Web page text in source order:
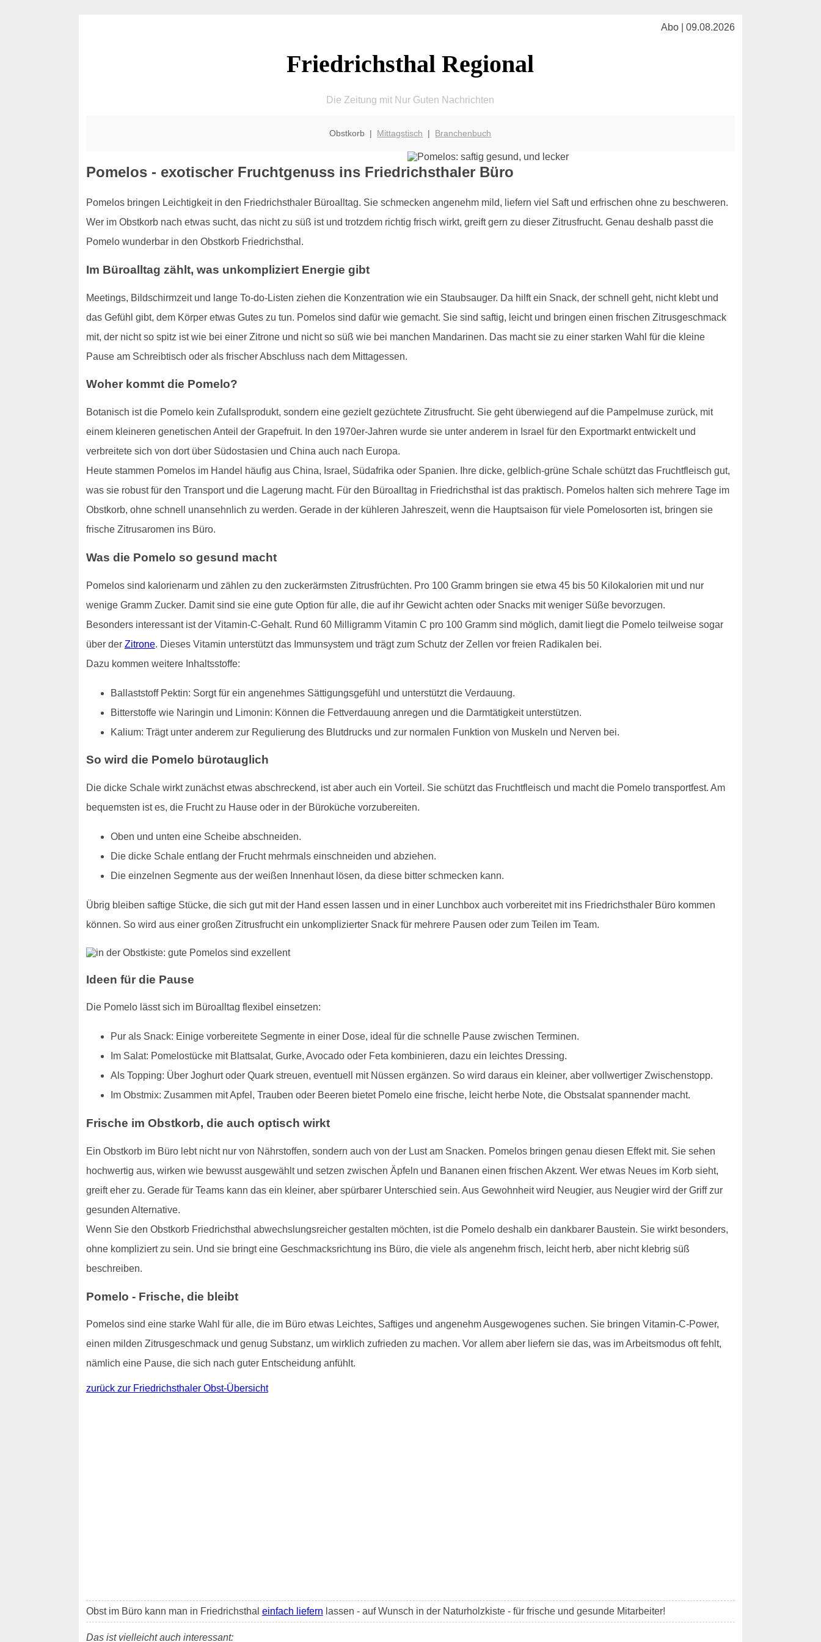
Abo | 09.08.2026
Friedrichsthal Regional
Die Zeitung mit Nur Guten Nachrichten
Obstkorb | Mittagstisch | Branchenbuch
Pomelos - exotischer Fruchtgenuss ins Friedrichsthaler Büro
Pomelos bringen Leichtigkeit in den Friedrichsthaler Büroalltag. Sie schmecken angenehm mild, liefern viel Saft und erfrischen ohne zu beschweren.
Wer im Obstkorb nach etwas sucht, das nicht zu süß ist und trotzdem richtig frisch wirkt, greift gern zu dieser Zitrusfrucht. Genau deshalb passt die
Pomelo wunderbar in den Obstkorb Friedrichsthal.
Im Büroalltag zählt, was unkompliziert Energie gibt
Meetings, Bildschirmzeit und lange To-do-Listen ziehen die Konzentration wie ein Staubsauger. Da hilft ein Snack, der schnell geht, nicht klebt und
das Gefühl gibt, dem Körper etwas Gutes zu tun. Pomelos sind dafür wie gemacht. Sie sind saftig, leicht und bringen einen frischen Zitrusgeschmack
mit, der nicht so spitz ist wie bei einer Zitrone und nicht so süß wie bei manchen Mandarinen. Das macht sie zu einer starken Wahl für die kleine
Pause am Schreibtisch oder als frischer Abschluss nach dem Mittagessen.
Woher kommt die Pomelo?
Botanisch ist die Pomelo kein Zufallsprodukt, sondern eine gezielt gezüchtete Zitrusfrucht. Sie geht überwiegend auf die Pampelmuse zurück, mit
einem kleineren genetischen Anteil der Grapefruit. In den 1970er-Jahren wurde sie unter anderem in Israel für den Exportmarkt entwickelt und
verbreitete sich von dort über Südostasien und China auch nach Europa.
Heute stammen Pomelos im Handel häufig aus China, Israel, Südafrika oder Spanien. Ihre dicke, gelblich-grüne Schale schützt das Fruchtfleisch gut,
was sie robust für den Transport und die Lagerung macht. Für den Büroalltag in Friedrichsthal ist das praktisch. Pomelos halten sich mehrere Tage im
Obstkorb, ohne schnell unansehnlich zu werden. Gerade in der kühleren Jahreszeit, wenn die Hauptsaison für viele Pomelosorten ist, bringen sie
frische Zitrusaromen ins Büro.
Was die Pomelo so gesund macht
Pomelos sind kalorienarm und zählen zu den zuckerärmsten Zitrusfrüchten. Pro 100 Gramm bringen sie etwa 45 bis 50 Kilokalorien mit und nur
wenige Gramm Zucker. Damit sind sie eine gute Option für alle, die auf ihr Gewicht achten oder Snacks mit weniger Süße bevorzugen.
Besonders interessant ist der Vitamin-C-Gehalt. Rund 60 Milligramm Vitamin C pro 100 Gramm sind möglich, damit liegt die Pomelo teilweise sogar
über der Zitrone. Dieses Vitamin unterstützt das Immunsystem und trägt zum Schutz der Zellen vor freien Radikalen bei.
Dazu kommen weitere Inhaltsstoffe:
Ballaststoff Pektin: Sorgt für ein angenehmes Sättigungsgefühl und unterstützt die Verdauung.
Bitterstoffe wie Naringin und Limonin: Können die Fettverdauung anregen und die Darmtätigkeit unterstützen.
Kalium: Trägt unter anderem zur Regulierung des Blutdrucks und zur normalen Funktion von Muskeln und Nerven bei.
So wird die Pomelo bürotauglich
Die dicke Schale wirkt zunächst etwas abschreckend, ist aber auch ein Vorteil. Sie schützt das Fruchtfleisch und macht die Pomelo transportfest. Am
bequemsten ist es, die Frucht zu Hause oder in der Büroküche vorzubereiten.
Oben und unten eine Scheibe abschneiden.
Die dicke Schale entlang der Frucht mehrmals einschneiden und abziehen.
Die einzelnen Segmente aus der weißen Innenhaut lösen, da diese bitter schmecken kann.
Übrig bleiben saftige Stücke, die sich gut mit der Hand essen lassen und in einer Lunchbox auch vorbereitet mit ins Friedrichsthaler Büro kommen
können. So wird aus einer großen Zitrusfrucht ein unkomplizierter Snack für mehrere Pausen oder zum Teilen im Team.
Ideen für die Pause
Die Pomelo lässt sich im Büroalltag flexibel einsetzen:
Pur als Snack: Einige vorbereitete Segmente in einer Dose, ideal für die schnelle Pause zwischen Terminen.
Im Salat: Pomelostücke mit Blattsalat, Gurke, Avocado oder Feta kombinieren, dazu ein leichtes Dressing.
Als Topping: Über Joghurt oder Quark streuen, eventuell mit Nüssen ergänzen. So wird daraus ein kleiner, aber vollwertiger Zwischenstopp.
Im Obstmix: Zusammen mit Apfel, Trauben oder Beeren bietet Pomelo eine frische, leicht herbe Note, die Obstsalat spannender macht.
Frische im Obstkorb, die auch optisch wirkt
Ein Obstkorb im Büro lebt nicht nur von Nährstoffen, sondern auch von der Lust am Snacken. Pomelos bringen genau diesen Effekt mit. Sie sehen
hochwertig aus, wirken wie bewusst ausgewählt und setzen zwischen Äpfeln und Bananen einen frischen Akzent. Wer etwas Neues im Korb sieht,
greift eher zu. Gerade für Teams kann das ein kleiner, aber spürbarer Unterschied sein. Aus Gewohnheit wird Neugier, aus Neugier wird der Griff zur
gesunden Alternative.
Wenn Sie den Obstkorb Friedrichsthal abwechslungsreicher gestalten möchten, ist die Pomelo deshalb ein dankbarer Baustein. Sie wirkt besonders,
ohne kompliziert zu sein. Und sie bringt eine Geschmacksrichtung ins Büro, die viele als angenehm frisch, leicht herb, aber nicht klebrig süß
beschreiben.
Pomelo - Frische, die bleibt
Pomelos sind eine starke Wahl für alle, die im Büro etwas Leichtes, Saftiges und angenehm Ausgewogenes suchen. Sie bringen Vitamin-C-Power,
einen milden Zitrusgeschmack und genug Substanz, um wirklich zufrieden zu machen. Vor allem aber liefern sie das, was im Arbeitsmodus oft fehlt,
nämlich eine Pause, die sich nach guter Entscheidung anfühlt.
zurück zur Friedrichsthaler Obst-Übersicht
Obst im Büro kann man in Friedrichsthal einfach liefern lassen - auf Wunsch in der Naturholzkiste - für frische und gesunde Mitarbeiter!
Das ist vielleicht auch interessant: